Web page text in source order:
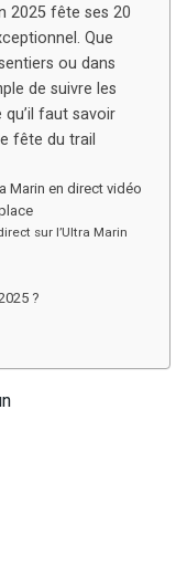
2025 fête ses 20
Que
ou dans
de suivre les
faut savoir
fête du trail
Marin en direct vidéo
sur l’Ultra Marin
?